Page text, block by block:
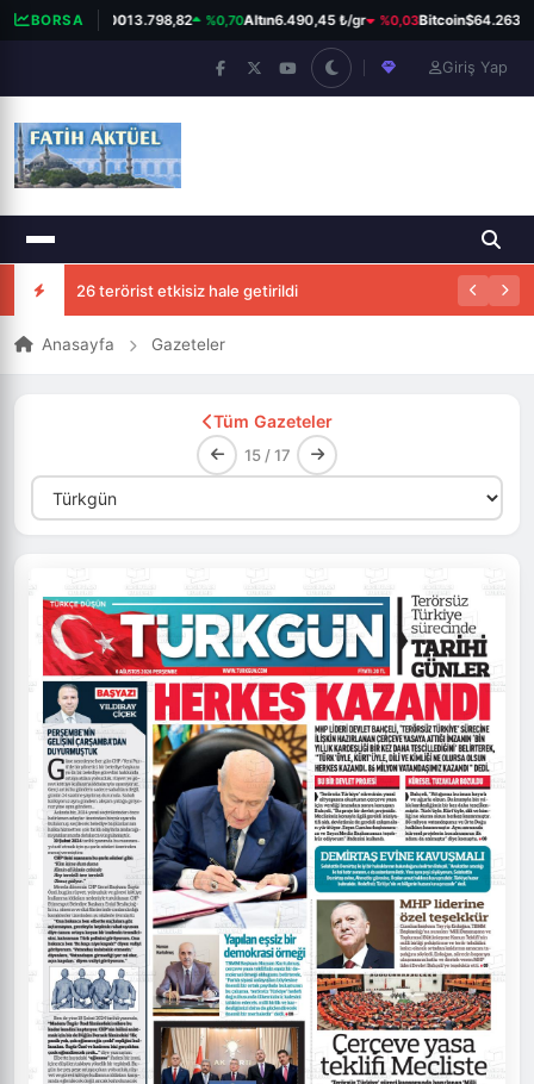
BORSABIST 10013.798,82 %0,70Altın6.490,45 ₺/gr %0,03Bitcoin$64.263
Giriş Yap
26 terörist etkisiz hale getirildi
Anasayfa Gazeteler
Tüm Gazeteler
15 / 17